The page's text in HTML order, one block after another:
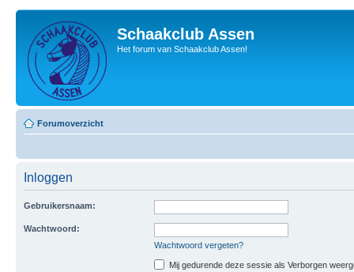
Schaakclub Assen
Het forum van Schaakclub Assen!
Forumoverzicht
Inloggen
Gebruikersnaam:
Wachtwoord:
Wachtwoord vergeten?
Mij gedurende deze sessie als Verborgen